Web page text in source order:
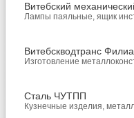
Витебский
Лампы паяльные, ящик
Витебскводтранс
Изготовление
Сталь ЧУТПП
Кузнечные изделия,